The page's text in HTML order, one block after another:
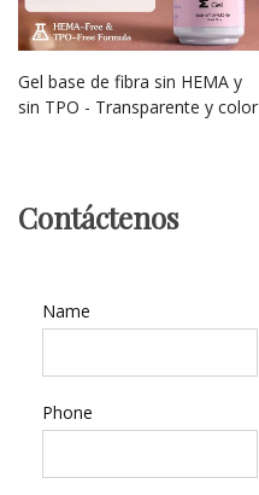
Gel base de fibra sin HEMA y
sin TPO - Transparente y color
Contáctenos
Name
Phone